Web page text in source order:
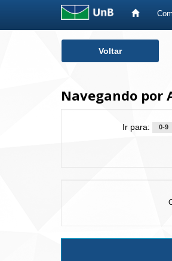
Voltar
Navegando por
Ir para: 0-9